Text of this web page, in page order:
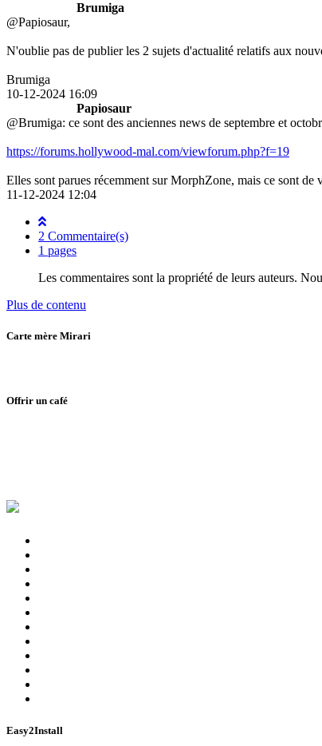
Brumiga
@Papiosaur,
N'oublie pas de publier les 2 sujets d'actualité relatifs aux
Brumiga
10-12-2024 16:09
Papiosaur
@Brumiga: ce sont des anciennes news de septembre et
https://forums.hollywood-mal.com/viewforum.php?f=19
Elles sont parues récemment sur MorphZone, mais ce sont de
11-12-2024 12:04
2 Commentaire(s)
1 pages
Les commentaires sont la propriété de leurs auteurs.
Plus de contenu
Carte mère Mirari
Offrir un café
Easy2Install